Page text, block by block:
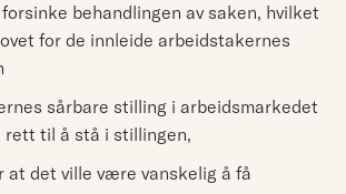
behandlingen av saken, hvilket
for de innleide arbeidstakernes
sårbare stilling i arbeidsmarkedet
rett til å stå i stillingen,
at det ville være vanskelig å få